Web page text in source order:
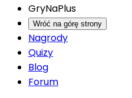
GryNaPlus
Wróć na górę strony
Nagrody
Quizy
Blog
Forum